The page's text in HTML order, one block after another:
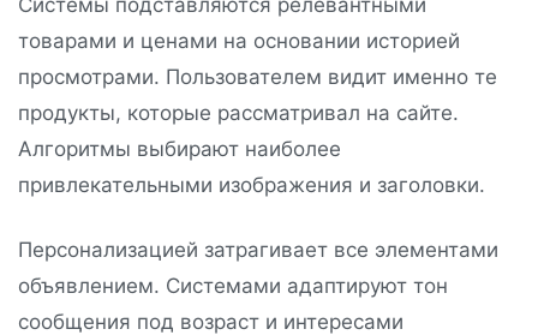
товарами и ценами на основании историей
просмотрами. Пользователем видит именно те
продукты, которые рассматривал на сайте.
Алгоритмы выбирают наиболее
привлекательными изображения и заголовки.
Персонализацией затрагивает все элементами
объявлением. Системами адаптируют тон
сообщения под возраст и интересами